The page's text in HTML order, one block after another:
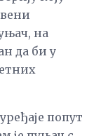
на
да би у
попут